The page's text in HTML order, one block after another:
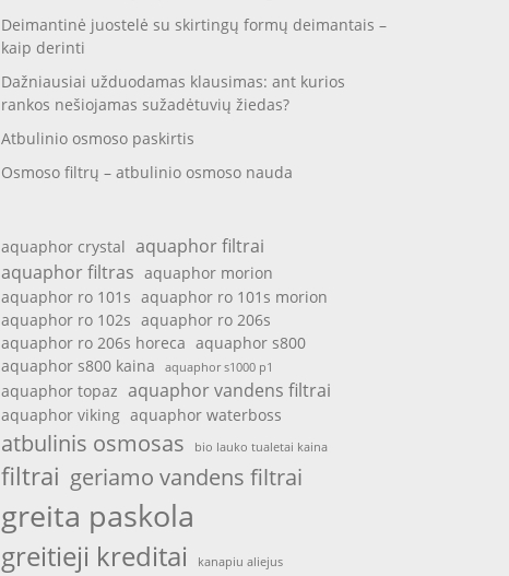
Deimantinė juostelė su skirtingų formų deimantais –
kaip derinti
Dažniausiai užduodamas klausimas: ant kurios
rankos nešiojamas sužadėtuvių žiedas?
Atbulinio osmoso paskirtis
Osmoso filtrų – atbulinio osmoso nauda
aquaphor crystal aquaphor filtrai
aquaphor filtras aquaphor morion
aquaphor ro 101s aquaphor ro 101s morion
aquaphor ro 102s aquaphor ro 206s
aquaphor ro 206s horeca aquaphor s800
aquaphor s800 kaina
aquaphor s1000 p1
aquaphor topaz aquaphor vandens filtrai
aquaphor viking aquaphor waterboss
atbulinis osmosas bio lauko tualetai kaina
filtrai geriamo vandens filtrai
greita paskola
greitieji kreditai kanapiu aliejus